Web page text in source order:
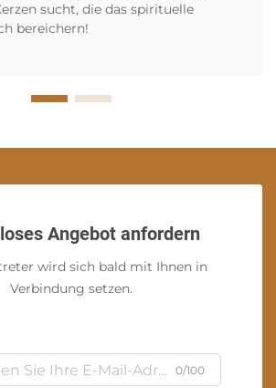
sucht, die das spirituelle
bereichern!
Angebot anfordern
wird sich bald mit Ihnen in
Verbindung setzen.
0/100